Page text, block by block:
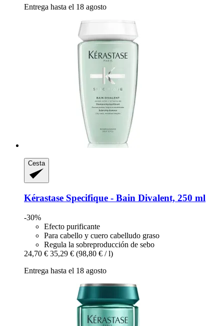
Entrega hasta el 18 agosto
Cesta
Kérastase Specifique -​ Bain Divalent, 250 ml
-30%
Efecto purificante
Para cabello y cuero cabelludo graso
Regula la sobreproducción de sebo
24,70 € 35,29 € (98,80 € / l)
Entrega hasta el 18 agosto